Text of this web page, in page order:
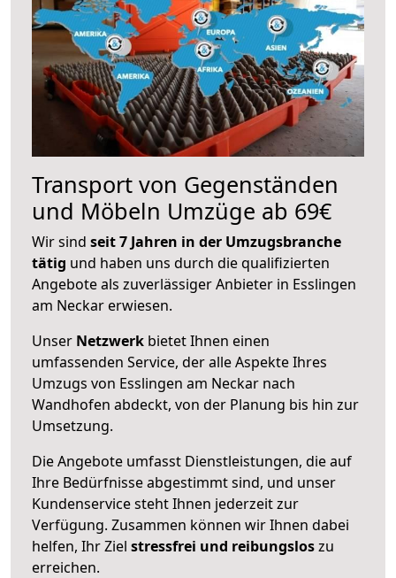
Transport von Gegenständen
und Möbeln Umzüge ab 69€
Wir sind seit 7 Jahren in der Umzugsbranche
tätig und haben uns durch die qualifizierten
Angebote als zuverlässiger Anbieter in Esslingen
am Neckar erwiesen.
Unser Netzwerk bietet Ihnen einen
umfassenden Service, der alle Aspekte Ihres
Umzugs von Esslingen am Neckar nach
Wandhofen abdeckt, von der Planung bis hin zur
Umsetzung.
Die Angebote umfasst Dienstleistungen, die auf
Ihre Bedürfnisse abgestimmt sind, und unser
Kundenservice steht Ihnen jederzeit zur
Verfügung. Zusammen können wir Ihnen dabei
helfen, Ihr Ziel stressfrei und reibungsloszu
erreichen.